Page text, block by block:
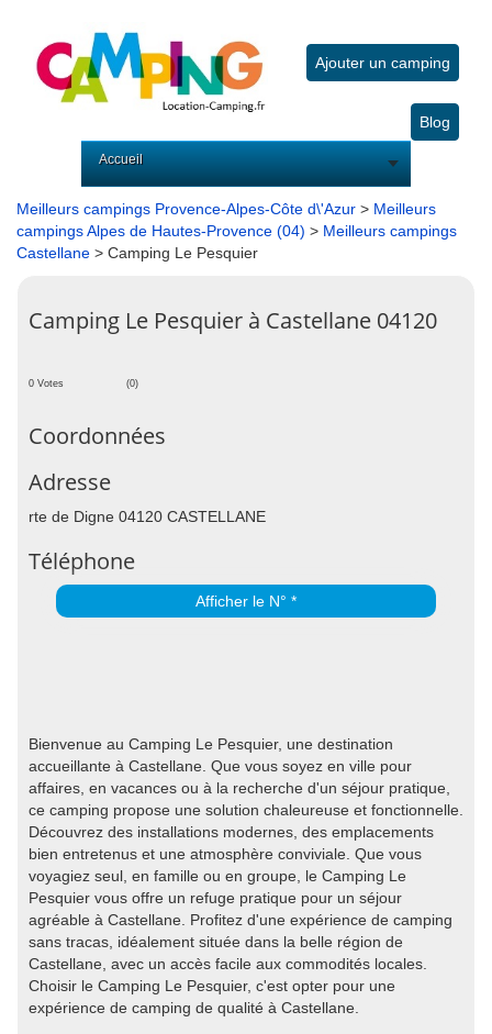
Ajouter un camping
Blog
Accueil
Meilleurs campings Provence-Alpes-Côte d\'Azur > Meilleurs
campings Alpes de Hautes-Provence (04) > Meilleurs campings
Castellane > Camping Le Pesquier
Camping Le Pesquier à Castellane 04120
0 Votes (0)
Coordonnées
Adresse
rte de Digne 04120 CASTELLANE
Téléphone
Afficher le N° *
Bienvenue au Camping Le Pesquier, une destination
accueillante à Castellane. Que vous soyez en ville pour
affaires, en vacances ou à la recherche d'un séjour pratique,
ce camping propose une solution chaleureuse et fonctionnelle.
Découvrez des installations modernes, des emplacements
bien entretenus et une atmosphère conviviale. Que vous
voyagiez seul, en famille ou en groupe, le Camping Le
Pesquier vous offre un refuge pratique pour un séjour
agréable à Castellane. Profitez d'une expérience de camping
sans tracas, idéalement située dans la belle région de
Castellane, avec un accès facile aux commodités locales.
Choisir le Camping Le Pesquier, c'est opter pour une
expérience de camping de qualité à Castellane.